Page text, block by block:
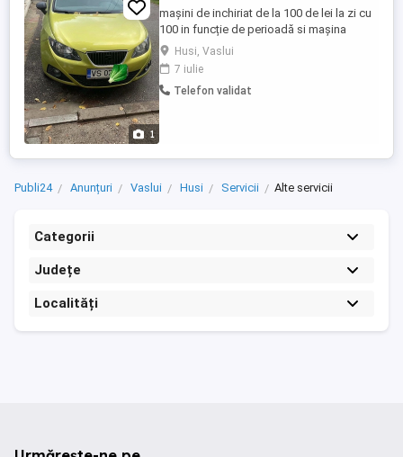
1
mașini de inchiriat de la 100 de lei la zi cu
100 in funcție de perioadă si mașina
Husi, Vaslui
7 iulie
Telefon validat
Publi24 Anunțuri Vaslui Husi Servicii Alte servicii
Categorii
Județe
Localități